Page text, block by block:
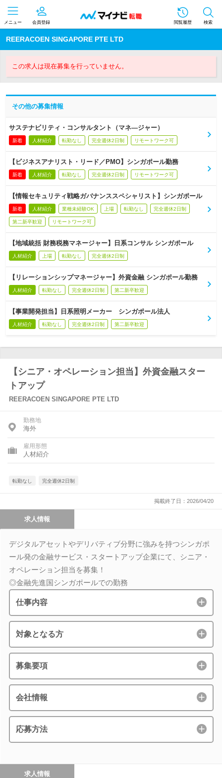
メニュー 会員登録 閲覧履歴 検索
REERACOEN SINGAPORE PTE LTD
この求人は現在募集を行っていません。
その他の募集情報
サステナビリティ・コンサルタント（マネ―ジャー）
新着 人材紹介 転勤なし 完全週休2日制 リモートワーク可
【ビジネスアナリスト・リード／PMO】シンガポール勤務
新着 人材紹介 転勤なし 完全週休2日制 リモートワーク可
【情報セキュリティ戦略ガバナンススペシャリスト】シンガポール
新着 人材紹介 業種未経験OK 上場 転勤なし 完全週休2日制
第二新卒歓迎 リモートワーク可
【地域統括 財務税務マネージャー】日系コンサル シンガポール
人材紹介 上場 転勤なし 完全週休2日制
【リレーションシップマネージャー】外資金融 シンガポール勤務
人材紹介 転勤なし 完全週休2日制 第二新卒歓迎
【事業開発担当】日系照明メーカー シンガポール法人
人材紹介 転勤なし 完全週休2日制 第二新卒歓迎
【シニア・オペレーション担当】外資金融スター
トアップ
REERACOEN SINGAPORE PTE LTD
勤務地
海外
雇用形態
人材紹介
転勤なし 完全週休2日制
掲載終了日：2026/04/20
求人情報
デジタルアセットやデリバティブ分野に強みを持つシンガポ
ール発の金融サービス・スタートアップ企業にて、シニア・
オペレーション担当を募集！
◎金融先進国シンガポールでの勤務
仕事内容
対象となる方
募集要項
会社情報
応募方法
求人情報